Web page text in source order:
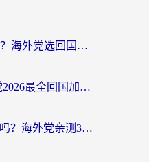
ChickCN和章鱼哪个好？海外党选回国加速器的3个关键维度 + 实用避坑指南
中国VPN评测：海外党2026最全回国加速器选择指南，告别地区限制不踩坑
雷神手游和hi龟龟好用吗？海外党亲测3款回国加速器，教你选对国外到国内加速器